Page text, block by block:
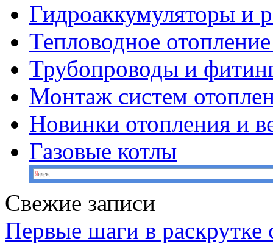
Гидроаккумуляторы и
Тепловодное
Трубопроводы и
Монтаж систем
Новинки отопления и
Газовые котлы
Свежие записи
Первые шаги в раскрутке